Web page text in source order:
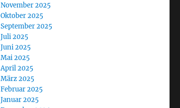
November 2025
Oktober 2025
September 2025
Juli 2025
Juni 2025
Mai 2025
April 2025
März 2025
Februar 2025
Januar 2025